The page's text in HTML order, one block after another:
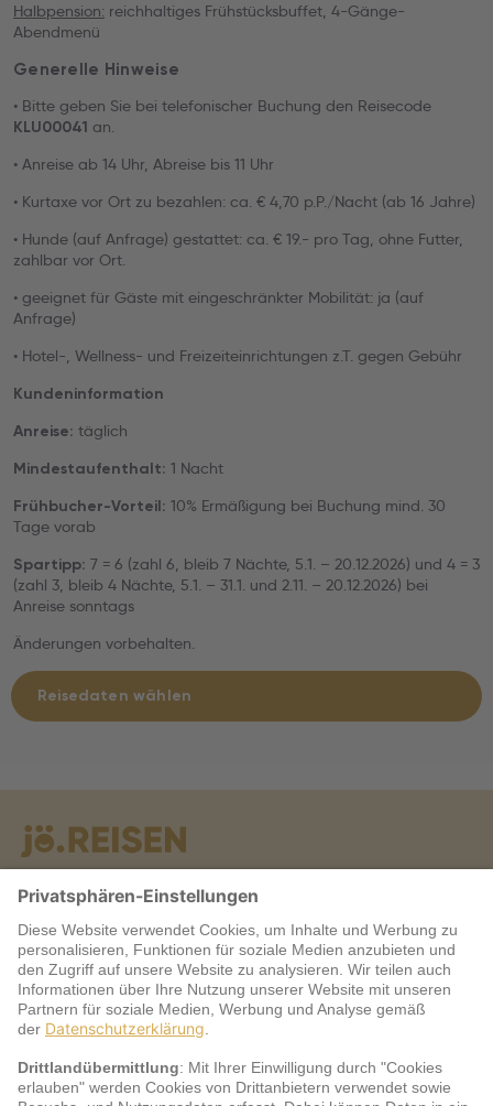
Halbpension: reichhaltiges Frühstücksbuffet, 4-Gänge-
Abendmenü
Generelle Hinweise
• Bitte geben Sie bei telefonischer Buchung den Reisecode
KLU00041 an.
• Anreise ab 14 Uhr, Abreise bis 11 Uhr
• Kurtaxe vor Ort zu bezahlen: ca. € 4,70 p.P./Nacht (ab 16 Jahre)
• Hunde (auf Anfrage) gestattet: ca. € 19.- pro Tag, ohne Futter,
zahlbar vor Ort.
• geeignet für Gäste mit eingeschränkter Mobilität: ja (auf
Anfrage)
• Hotel-, Wellness- und Freizeiteinrichtungen z.T. gegen Gebühr
Kundeninformation
Anreise: täglich
Mindestaufenthalt: 1 Nacht
Frühbucher-Vorteil: 10% Ermäßigung bei Buchung mind. 30
Tage vorab
Spartipp: 7 = 6 (zahl 6, bleib 7 Nächte, 5.1. – 20.12.2026) und 4 = 3
(zahl 3, bleib 4 Nächte, 5.1. – 31.1. und 2.11. – 20.12.2026) bei
Anreise sonntags
Änderungen vorbehalten.
Reisedaten wählen
Warum jö?
Service
jö Bonus Club Partner